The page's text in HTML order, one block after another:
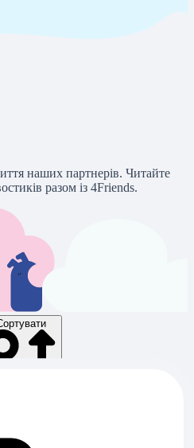
наших партнерів. Читайте
разом із 4Friends.